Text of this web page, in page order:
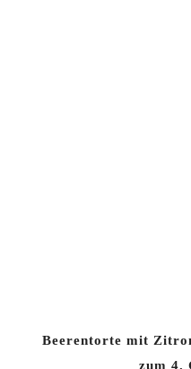
Beerentorte mit
zum 4.